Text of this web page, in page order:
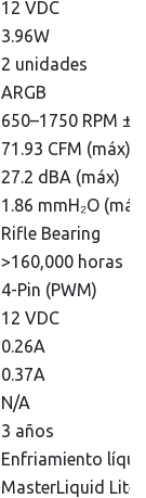
12 VDC
3.96W
2 unidades
ARGB
650–1750 RPM
71.93 CFM (máx)
27.2 dBA (máx)
1.86 mmH₂O
Rifle Bearing
>160,000 horas
4-Pin (PWM)
12 VDC
0.26A
0.37A
N/A
3 años
Enfriamiento
MasterLiquid Lite